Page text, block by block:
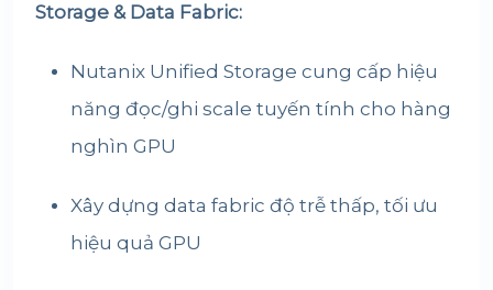
Storage & Data Fabric:
Nutanix Unified Storage cung cấp hiệu
năng đọc/ghi scale tuyến tính cho hàng
nghìn GPU
Xây dựng data fabric độ trễ thấp, tối ưu
hiệu quả GPU